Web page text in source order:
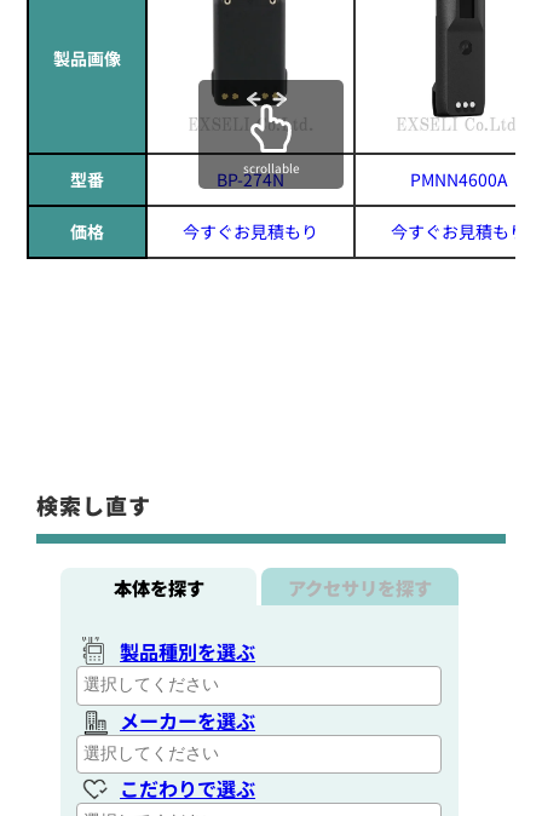
製品画像
型番 BP-274N PMNN4600A
価格 今すぐお見積もり 今すぐお見積もり
scrollable
検索し直す
本体を探す アクセサリを探す
製品種別を選ぶ
メーカーを選ぶ
こだわりで選ぶ